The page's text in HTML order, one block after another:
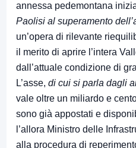
annessa pedemontana
Paolisi al superamento
un’opera di rilevante
il merito di aprire l’intera
dall’attuale condizione di
L’asse, di cui si parla dagli
vale oltre un miliardo e
sono già appostati e
l’allora Ministro delle
alla procedura di